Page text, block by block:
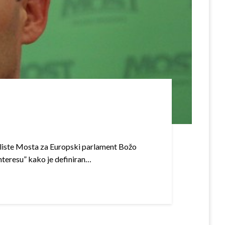
Mosta za Europski parlament Božo
kako je definiran…